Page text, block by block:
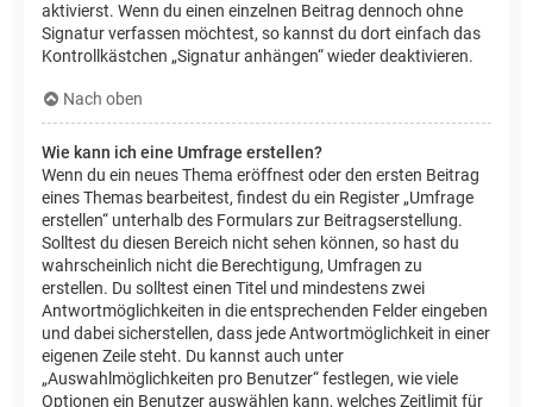
aktivierst. Wenn du einen einzelnen Beitrag dennoch ohne
Signatur verfassen möchtest, so kannst du dort einfach das
Kontrollkästchen „Signatur anhängen“ wieder deaktivieren.
Nach oben
Wie kann ich eine Umfrage erstellen?
Wenn du ein neues Thema eröffnest oder den ersten Beitrag
eines Themas bearbeitest, findest du ein Register „Umfrage
erstellen“ unterhalb des Formulars zur Beitragserstellung.
Solltest du diesen Bereich nicht sehen können, so hast du
wahrscheinlich nicht die Berechtigung, Umfragen zu
erstellen. Du solltest einen Titel und mindestens zwei
Antwortmöglichkeiten in die entsprechenden Felder eingeben
und dabei sicherstellen, dass jede Antwortmöglichkeit in einer
eigenen Zeile steht. Du kannst auch unter
„Auswahlmöglichkeiten pro Benutzer“ festlegen, wie viele
Optionen ein Benutzer auswählen kann, welches Zeitlimit für